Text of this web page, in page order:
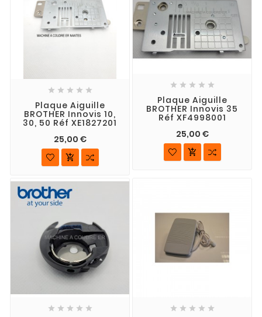
    
Plaque Aiguille
BROTHER Innovis 10,
30, 50 Réf XE1827201
25,00 €

    
Plaque Aiguille
BROTHER Innovis 35
Réf XF4998001
25,00 €

         